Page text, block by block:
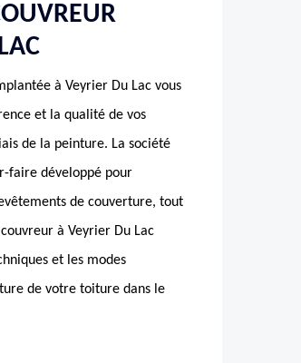
à Veyrier Du Lac vous
et la qualité de vos
de la peinture. La société
faire développé pour
de couverture, tout
à Veyrier Du Lac
et les modes
de votre toiture dans le